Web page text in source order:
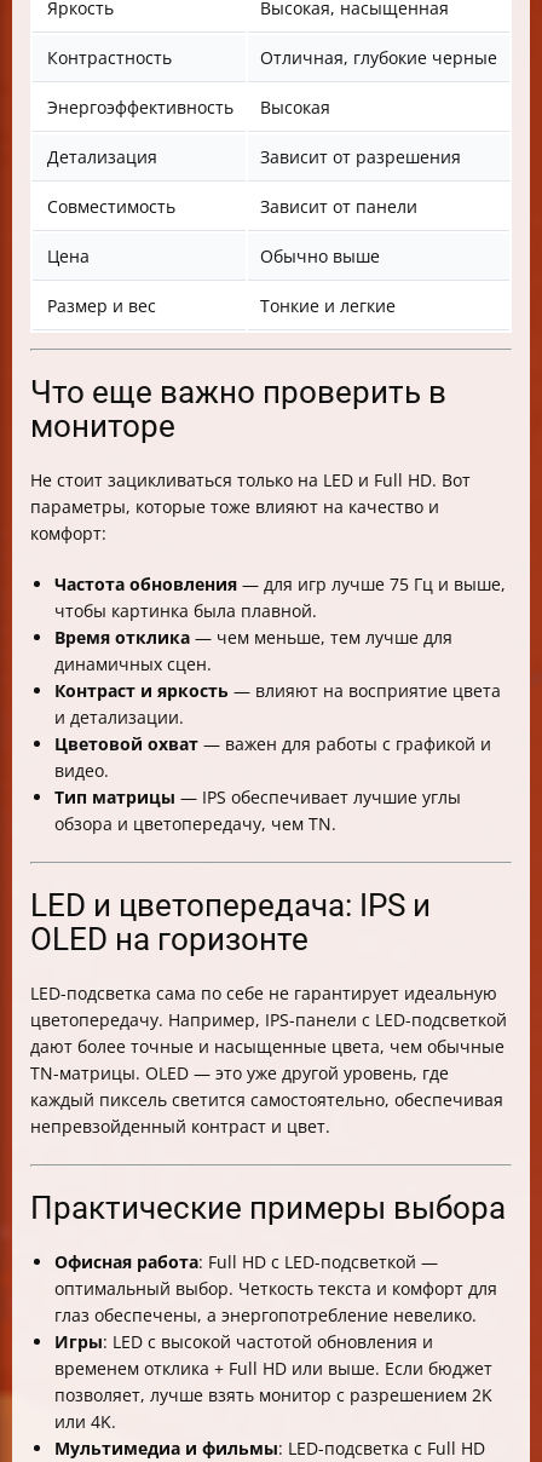
Яркость Высокая, насыщенная
Контрастность Отличная, глубокие черные
Энергоэффективность Высокая
Детализация Зависит от разрешения
Совместимость Зависит от панели
Цена Обычно выше
Размер и вес Тонкие и легкие
Что еще важно проверить в
мониторе
Не стоит зацикливаться только на LED и Full HD. Вот
параметры, которые тоже влияют на качество и
комфорт:
Частота обновления — для игр лучше 75 Гц и выше,
чтобы картинка была плавной.
Время отклика — чем меньше, тем лучше для
динамичных сцен.
Контраст и яркость — влияют на восприятие цвета
и детализации.
Цветовой охват — важен для работы с графикой и
видео.
Тип матрицы — IPS обеспечивает лучшие углы
обзора и цветопередачу, чем TN.
LED и цветопередача: IPS и
OLED на горизонте
LED-подсветка сама по себе не гарантирует идеальную
цветопередачу. Например, IPS-панели с LED-подсветкой
дают более точные и насыщенные цвета, чем обычные
TN-матрицы. OLED — это уже другой уровень, где
каждый пиксель светится самостоятельно, обеспечивая
непревзойденный контраст и цвет.
Практические примеры выбора
Офисная работа: Full HD с LED-подсветкой —
оптимальный выбор. Четкость текста и комфорт для
глаз обеспечены, а энергопотребление невелико.
Игры: LED с высокой частотой обновления и
временем отклика + Full HD или выше. Если бюджет
позволяет, лучше взять монитор с разрешением 2K
или 4K.
Мультимедиа и фильмы: LED-подсветка с Full HD